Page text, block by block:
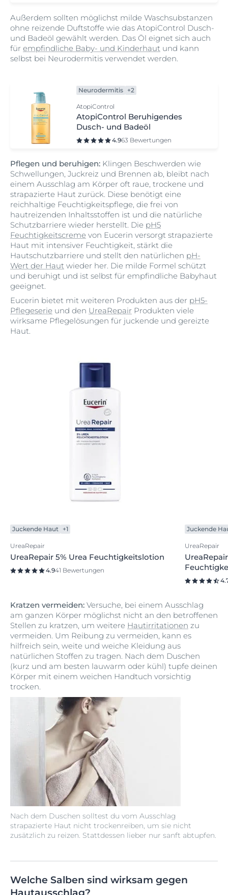
Außerdem sollten möglichst milde Waschsubstanzen
ohne reizende Duftstoffe wie das AtopiControl Dusch-
und Badeöl gewählt werden. Das Öl eignet sich auch
für empfindliche Baby- und Kinderhaut und kann
selbst bei Neurodermitis verwendet werden.
Neurodermitis +2
AtopiControl
AtopiControl Beruhigendes
Dusch- und Badeöl
4.963 Bewertungen
Pflegen und beruhigen: Klingen Beschwerden wie
Schwellungen, Juckreiz und Brennen ab, bleibt nach
einem Ausschlag am Körper oft raue, trockene und
strapazierte Haut zurück. Diese benötigt eine
reichhaltige Feuchtigkeitspflege, die frei von
hautreizenden Inhaltsstoffen ist und die natürliche
Schutzbarriere wieder herstellt. Die pH5
Feuchtigkeitscreme von Eucerin versorgt strapazierte
Haut mit intensiver Feuchtigkeit, stärkt die
Hautschutzbarriere und stellt den natürlichen pH-
Wert der Haut wieder her. Die milde Formel schützt
und beruhigt und ist selbst für empfindliche Babyhaut
geeignet.
Eucerin bietet mit weiteren Produkten aus der pH5-
Pflegeserie und den UreaRepair Produkten viele
wirksame Pflegelösungen für juckende und gereizte
Haut.
Juckende Haut +1
UreaRepair
UreaRepair 5% Urea Feuchtigkeitslotion
4.941 Bewertungen
Juckende
UreaRepair
Nach dem Duschen solltest du vom Ausschlag
strapazierte Haut nicht trockenreiben, um sie nicht
zusätzlich zu reizen. Stattdessen lieber nur sanft abtupfen.
Kratzen vermeiden: Versuche, bei einem Ausschlag
am ganzen Körper möglichst nicht an den betroffenen
Stellen zu kratzen, um weitere Hautirritationen zu
vermeiden. Um Reibung zu vermeiden, kann es
hilfreich sein, weite und weiche Kleidung aus
natürlichen Stoffen zu tragen. Nach dem Duschen
(kurz und am besten lauwarm oder kühl) tupfe deinen
Körper mit einem weichen Handtuch vorsichtig
trocken.
Welche Salben sind wirksam gegen